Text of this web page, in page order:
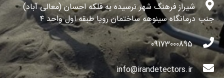
شیراز فرهنگ شهر نرسیده به فلکه احسان (معالی آباد)
جنب درمانگاه سینوهه ساختمان رویا طبقه اول واحد ۴
09173000895
info@irandetectors.ir